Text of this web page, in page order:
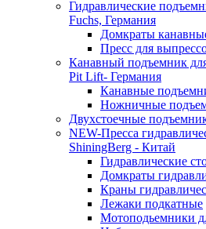
Гидравлические
Fuchs, Германия
Домкраты
Пресс для
Канавный подъемник
Pit Lift- Германия
Канавные
Ножничные
Двухстоечные
NEW-Пресса
ShiningBerg - Китай
Гидравлические
Домкраты
Краны
Лежаки подкатные
Мотоподьемники